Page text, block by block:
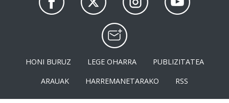
HONI BURUZ LEGE OHARRA
PUBLIZITATEA
ARAUAK
HARREMANETARAKO RSS